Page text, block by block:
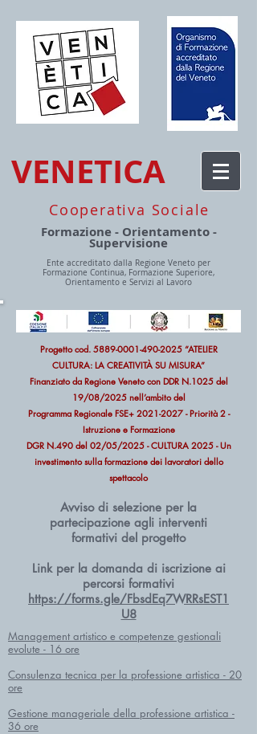
VENETICA
Cooperativa Sociale
Formazione - Orientamento -
Supervisione
Ente accreditato dalla Regione Veneto per
Formazione Continua, Formazione Superiore,
Orientamento e Servizi al Lavoro
Progetto cod. 5889-0001-490-2025“ATELIER
CULTURA: LA CREATIVITÀ SU MISURA”
Finanziato da Regione Veneto con DDR N.1025 del
19/08/2025 nell’ambito del
Programma Regionale FSE+ 2021-2027 - Priorità 2 -
Istruzione e Formazione
DGR N.490 del 02/05/2025 - CULTURA 2025 - Un
investimento sulla formazione dei lavoratori dello
spettacolo
Avviso di selezione per la
partecipazione agli interventi
formativi del progetto
Link per la domanda di iscrizione ai
percorsi formativi
https://forms.gle/FbsdEq7WRRsEST1
U8
Management artistico e competenze gestionali
evolute - 16 ore
Consulenza tecnica per la professione artistica - 20
ore
Gestione manageriale della professione artistica -
36 ore